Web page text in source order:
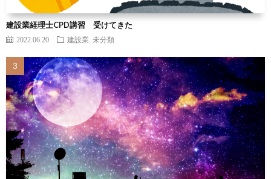
建設業経理士CPD講習 受けてきた
2022.06.20 建設業 未分類